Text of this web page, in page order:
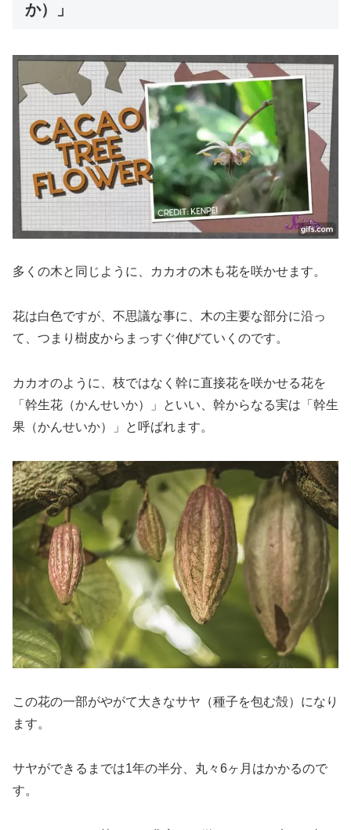
か）」
多くの木と同じように、カカオの木も花を咲かせます。
花は白色ですが、不思議な事に、木の主要な部分に沿っ
て、つまり樹皮からまっすぐ伸びていくのです。
カカオのように、枝ではなく幹に直接花を咲かせる花を
「幹生花（かんせいか）」といい、幹からなる実は「幹生
果（かんせいか）」と呼ばれます。
この花の一部がやがて大きなサヤ（種子を包む殻）になり
ます。
サヤができるまでは1年の半分、丸々6ヶ月はかかるので
す。